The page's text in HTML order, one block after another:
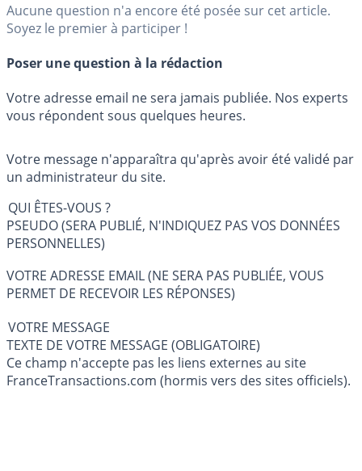
Aucune question n'a encore été posée sur cet article.
Soyez le premier à participer !
Poser une question à la rédaction
Votre adresse email ne sera jamais publiée. Nos experts
vous répondent sous quelques heures.
Votre message n'apparaîtra qu'après avoir été validé par
un administrateur du site.
QUI ÊTES-VOUS ?
PSEUDO (SERA PUBLIÉ, N'INDIQUEZ PAS VOS DONNÉES
PERSONNELLES)
VOTRE ADRESSE EMAIL (NE SERA PAS PUBLIÉE, VOUS
PERMET DE RECEVOIR LES RÉPONSES)
VOTRE MESSAGE
TEXTE DE VOTRE MESSAGE (OBLIGATOIRE)
Ce champ n'accepte pas les liens externes au site
FranceTransactions.com (hormis vers des sites officiels).